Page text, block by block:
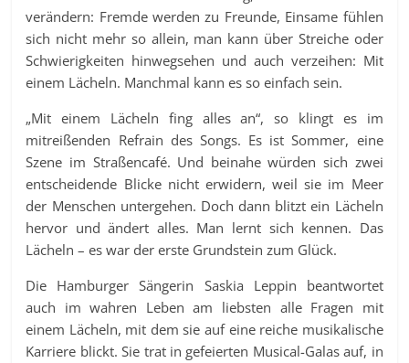
verändern: Fremde werden zu Freunde, Einsame fühlen
sich nicht mehr so allein, man kann über Streiche oder
Schwierigkeiten hinwegsehen und auch verzeihen: Mit
einem Lächeln. Manchmal kann es so einfach sein.
„Mit einem Lächeln fing alles an“, so klingt es im
mitreißenden Refrain des Songs. Es ist Sommer, eine
Szene im Straßencafé. Und beinahe würden sich zwei
entscheidende Blicke nicht erwidern, weil sie im Meer
der Menschen untergehen. Doch dann blitzt ein Lächeln
hervor und ändert alles. Man lernt sich kennen. Das
Lächeln – es war der erste Grundstein zum Glück.
Die Hamburger Sängerin Saskia Leppin beantwortet
auch im wahren Leben am liebsten alle Fragen mit
einem Lächeln, mit dem sie auf eine reiche musikalische
Karriere blickt. Sie trat in gefeierten Musical-Galas auf, in